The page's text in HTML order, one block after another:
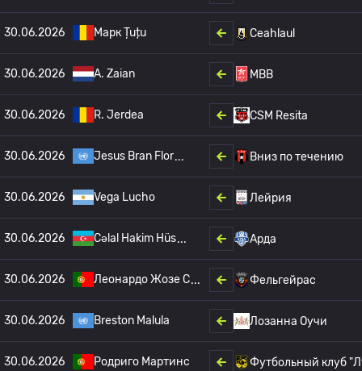
30.06.2026 Марк Țuțu Ceahlaul
30.06.2026 A. Zaian МВВ
30.06.2026 R. Jerdea CSM Resita
30.06.2026 Jesus Bran Flor Вниз по течению
30.06.2026 Vega Lucho Лейрия
30.06.2026 Cəlal Hakim Hüs Арда
30.06.2026 Леонардо Жозе С Фельгейрас
30.06.2026 Breston Malula Лозанна Оучи
30.06.2026 Родриго Мартинс Футбольный клуб